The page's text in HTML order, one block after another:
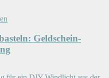
Geldschein-